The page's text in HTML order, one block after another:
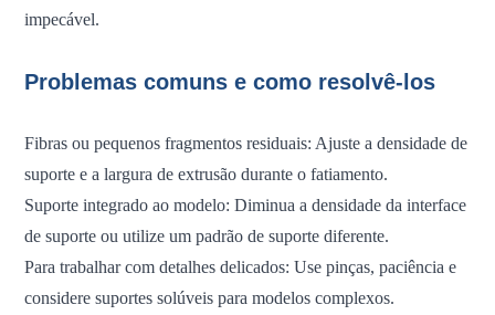
impecável.
Problemas comuns e como resolvê-los
Fibras ou pequenos fragmentos residuais: Ajuste a densidade de
suporte e a largura de extrusão durante o fatiamento.
Suporte integrado ao modelo: Diminua a densidade da interface
de suporte ou utilize um padrão de suporte diferente.
Para trabalhar com detalhes delicados: Use pinças, paciência e
considere suportes solúveis para modelos complexos.